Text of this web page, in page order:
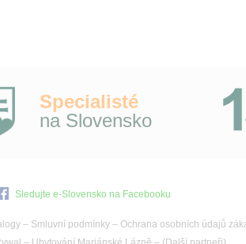
Specialisté
na Slovensko
Sledujte e-Slovensko na Facebooku
– Smluvní podmínky– Ochrana osobních údajů